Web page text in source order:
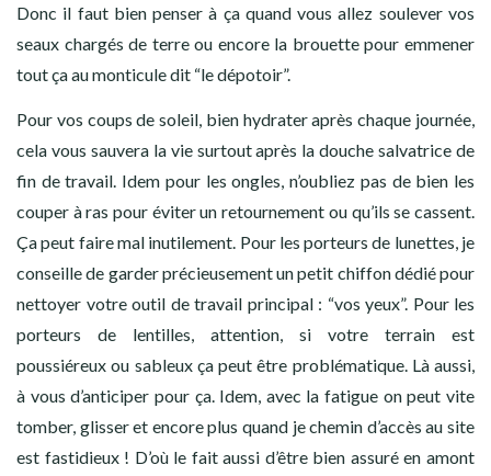
Donc il faut bien penser à ça quand vous allez soulever vos
seaux chargés de terre ou encore la brouette pour emmener
tout ça au monticule dit “le dépotoir”.
Pour vos coups de soleil, bien hydrater après chaque journée,
cela vous sauvera la vie surtout après la douche salvatrice de
fin de travail. Idem pour les ongles, n’oubliez pas de bien les
couper à ras pour éviter un retournement ou qu’ils se cassent.
Ça peut faire mal inutilement. Pour les porteurs de lunettes, je
conseille de garder précieusement un petit chiffon dédié pour
nettoyer votre outil de travail principal : “vos yeux”. Pour les
porteurs de lentilles, attention, si votre terrain est
poussiéreux ou sableux ça peut être problématique. Là aussi,
à vous d’anticiper pour ça. Idem, avec la fatigue on peut vite
tomber, glisser et encore plus quand je chemin d’accès au site
est fastidieux ! D’où le fait aussi d’être bien assuré en amont